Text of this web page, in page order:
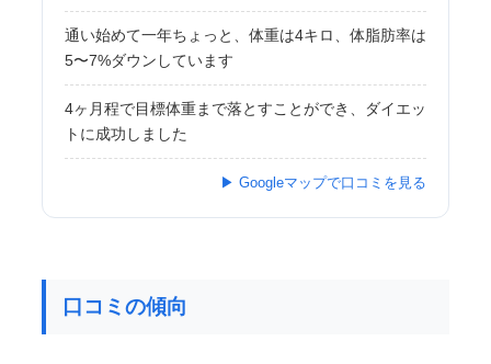
通い始めて一年ちょっと、体重は4キロ、体脂肪率は
5〜7%ダウンしています
4ヶ月程で目標体重まで落とすことができ、ダイエッ
トに成功しました
▶ Googleマップで口コミを見る
口コミの傾向